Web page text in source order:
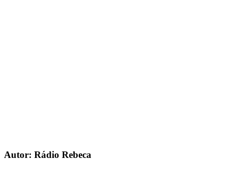
Autor: Rádio Rebeca